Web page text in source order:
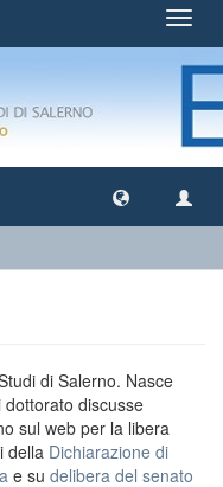
di Salerno. Nasce
discusse
sul web per la libera
della Dichiarazione di
e su delibera del senato